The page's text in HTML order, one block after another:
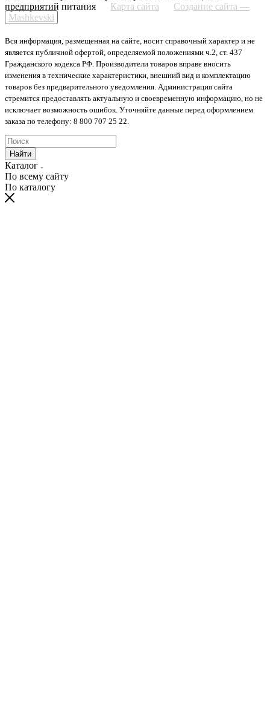
предприятий питания
Карта сайта
Создание сайта —
Mashkevski
Вся информация, размещенная на сайте, носит справочный характер и не
является публичной офертой, определяемой положениями ч.2, ст. 437
Гражданского кодекса РФ. Производители товаров вправе вносить
изменения в технические характеристики, внешний вид и комплектацию
товаров без предварительного уведомления. Администрация сайта
стремится предоставлять актуальную и своевременную информацию, но не
исключает возможность ошибок. Уточняйте данные перед оформлением
заказа по телефону: 8 800 707 25 22.
Найти
Каталог
По всему сайту
По каталогу